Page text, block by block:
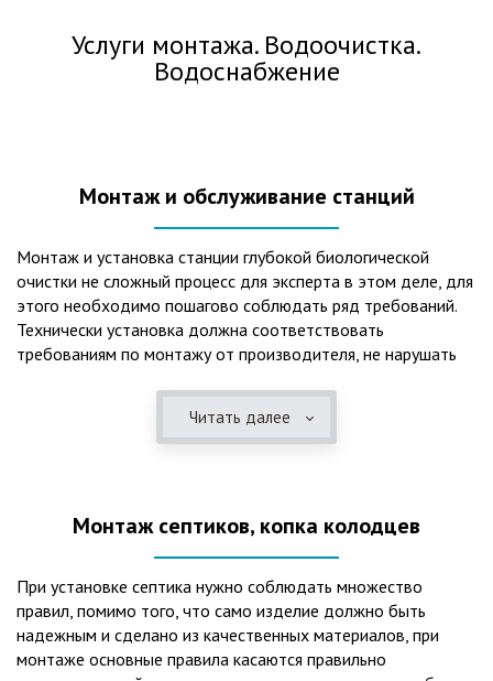
Услуги монтажа. Водоочистка.
Водоснабжение
Монтаж и обслуживание станций
Монтаж и установка станции глубокой биологической
очистки не сложный процесс для эксперта в этом деле, для
этого необходимо пошагово соблюдать ряд требований.
Технически установка должна соответствовать
требованиям по монтажу от производителя, не нарушать
представления о требованиях ПУЭ, ведь не качественный
монтаж может привезти не только к выходу из строя
вод – самый эффективный способ из всех существующих
оборудования вода может применяться для хозяйственных
нужд и полива огорода, а остатки ила при чистке могут
стать эффективным удобрением. Нет необходимости
тратить средства на ассенизаторскую машину. Системы
Читать далее
Монтаж септиков, копка колодцев
При установке септика нужно соблюдать множество
правил, помимо того, что само изделие должно быть
надежным и сделано из качественных материалов, при
монтаже основные правила касаются правильно